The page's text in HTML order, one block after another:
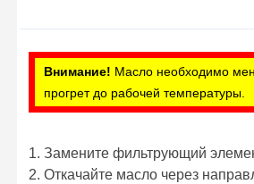
Внимание! Масло необходимо
прогрет до рабочей температуры.
1. Замените фильтрующий
2. Откачайте масло через